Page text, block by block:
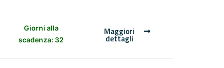
Giorni alla
scadenza: 32
Maggiori
dettagli